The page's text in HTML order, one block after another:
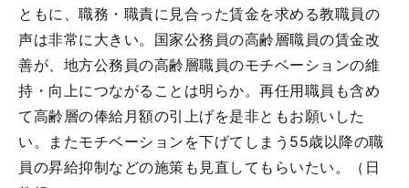
ともに、職務・職責に見合った賃金を求める教職員の
声は非常に大きい。国家公務員の高齢層職員の賃金改
善が、地方公務員の高齢層職員のモチベーションの維
持・向上につながることは明らか。再任用職員も含め
て高齢層の俸給月額の引上げを是非ともお願いした
い。またモチベーションを下げてしまう55歳以降の職
員の昇給抑制などの施策も見直してもらいたい。（日